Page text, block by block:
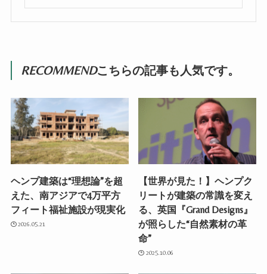
RECOMMENDこちらの記事も人気です。
ヘンプ建築は“理想論”を超
えた、南アジアで4万平方
フィート福祉施設が現実化
2026.05.21
【世界が見た！】ヘンプク
リートが建築の常識を変え
る、英国『Grand Designs』
が照らした“自然素材の革
命”
2025.10.06